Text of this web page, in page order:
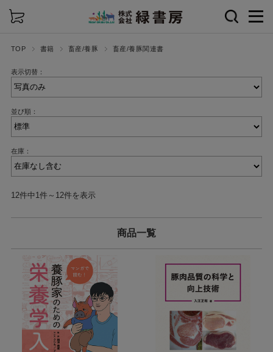
TOP 書籍 畜産/養豚 畜産/養豚関連書
表示切替：
並び順：
在庫：
12件中1件～12件を表示
商品一覧